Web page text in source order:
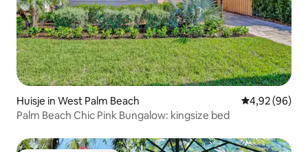
Huisje in West Palm Beach Gemiddelde
4,92 (96)
Palm Beach Chic Pink Bungalow: kingsize bed